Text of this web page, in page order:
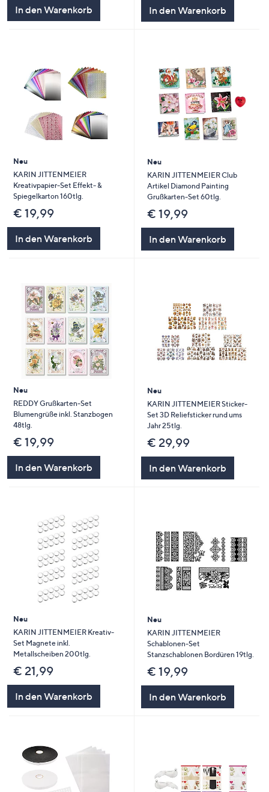
In den Warenkorb In den Warenkorb
Neu
KARIN JITTENMEIER
Kreativpapier-Set Effekt- &
Spiegelkarton 160tlg.
€ 19,99
In den Warenkorb
Neu
KARIN JITTENMEIER Club
Artikel Diamond Painting
Grußkarten-Set 60tlg.
€ 19,99
In den Warenkorb
Neu
REDDY Grußkarten-Set
Blumengrüße inkl. Stanzbogen
48tlg.
€ 19,99
In den Warenkorb
Neu
KARIN JITTENMEIER Sticker-
Set 3D Reliefsticker rund ums
Jahr 25tlg.
€ 29,99
In den Warenkorb
Neu
KARIN JITTENMEIER Kreativ-
Set Magnete inkl.
Metallscheiben 200tlg.
€ 21,99
In den Warenkorb
Neu
KARIN JITTENMEIER
Schablonen-Set
Stanzschablonen Bordüren 19tlg.
€ 19,99
In den Warenkorb